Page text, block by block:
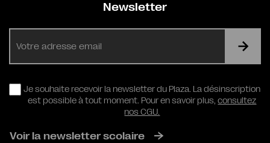
Newsletter
RGPD
Je souhaite recevoir la newsletter du Plaza. La désinscription
est possible à tout moment. Pour en savoir plus,consultez
nos CGU.
Voir la newsletter scolaire